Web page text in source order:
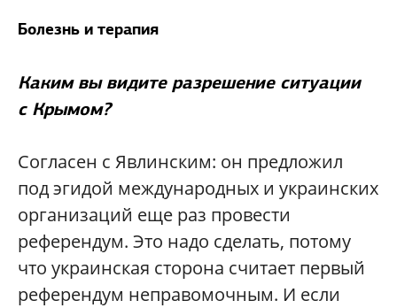
Болезнь и терапия
Каким вы видите разрешение ситуации
с Крымом?
Согласен с Явлинским: он предложил
под эгидой международных и украинских
организаций еще раз провести
референдум. Это надо сделать, потому
что украинская сторона считает первый
референдум неправомочным. И если